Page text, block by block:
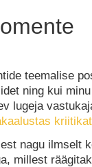
teemalise
ning kui
lugeja
kriitikat
nagu ilmselt
millest